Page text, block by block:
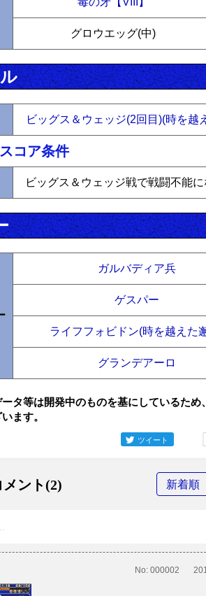
グロウエッグ(中)
ビッグス＆ウェッジ(2回目)(時を越
コア条件
ビッグス＆ウェッジ戦で戦闘不能
ガルバディア兵
ゲスパー
ライフフォビドン(時を越えた
グランデアーロ
タ等は開発中のものを基にしているため
ます。
ツイート
ント(2) 新着順
No: 000002